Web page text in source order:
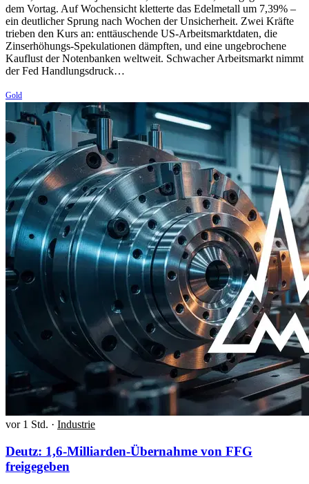
dem Vortag. Auf Wochensicht kletterte das Edelmetall um 7,39% –
ein deutlicher Sprung nach Wochen der Unsicherheit. Zwei Kräfte
trieben den Kurs an: enttäuschende US-Arbeitsmarktdaten, die
Zinserhöhungs-Spekulationen dämpften, und eine ungebrochene
Kauflust der Notenbanken weltweit. Schwacher Arbeitsmarkt nimmt
der Fed Handlungsdruck…
Gold
vor 1 Std. · Industrie
Deutz: 1,6-Milliarden-Übernahme von FFG
freigegeben